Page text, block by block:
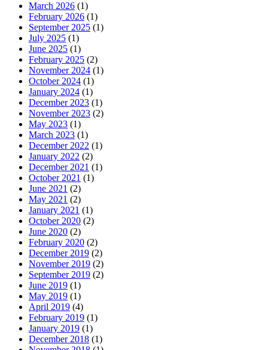
March 2026 (1)
February 2026 (1)
September 2025 (1)
July 2025 (1)
June 2025 (1)
February 2025 (2)
November 2024 (1)
October 2024 (1)
January 2024 (1)
December 2023 (1)
November 2023 (2)
May 2023 (1)
March 2023 (1)
December 2022 (1)
January 2022 (2)
December 2021 (1)
October 2021 (1)
June 2021 (2)
May 2021 (2)
January 2021 (1)
October 2020 (2)
June 2020 (2)
February 2020 (2)
December 2019 (2)
November 2019 (2)
September 2019 (2)
June 2019 (1)
May 2019 (1)
April 2019 (4)
February 2019 (1)
January 2019 (1)
December 2018 (1)